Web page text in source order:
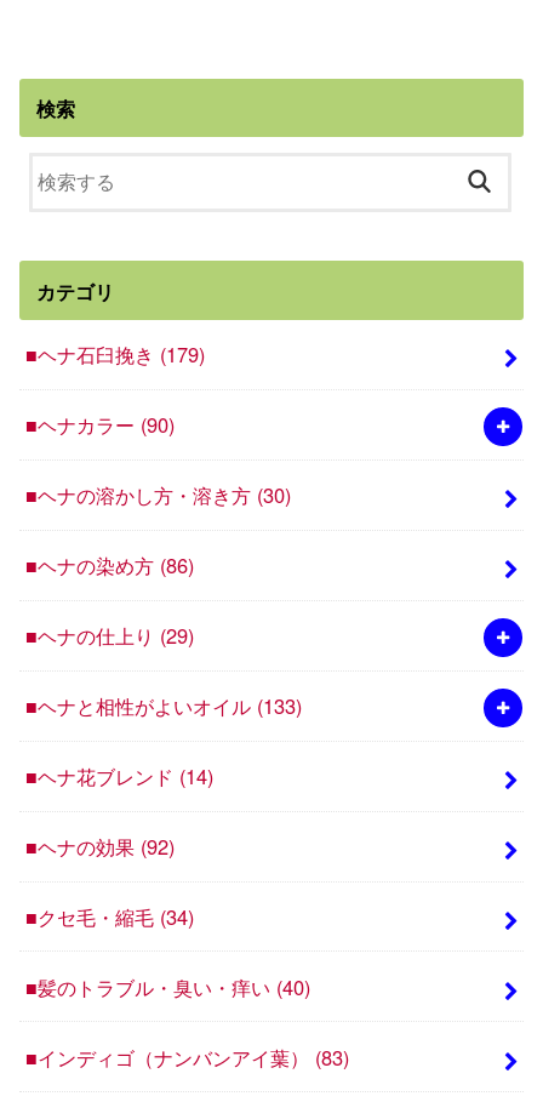
検索
カテゴリ
■ヘナ石臼挽き (179)
■ヘナカラー (90)
■ヘナの溶かし方・溶き方 (30)
■ヘナの染め方 (86)
■ヘナの仕上り (29)
■ヘナと相性がよいオイル (133)
■ヘナ花ブレンド (14)
■ヘナの効果 (92)
■クセ毛・縮毛 (34)
■髪のトラブル・臭い・痒い (40)
■インディゴ（ナンバンアイ葉） (83)